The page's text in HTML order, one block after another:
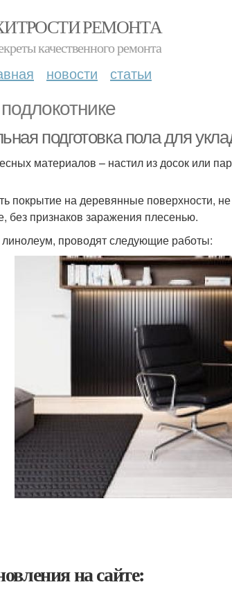
РЕМОНТА
качественного ремонта
новости статьи
подготовка пола для
материалов – настил из досок или
покрытие на деревянные поверхности,
без признаков заражения плесенью.
линолеум, проводят следующие работы:
на сайте: